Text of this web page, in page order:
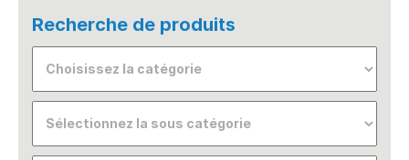
Recherche de produits